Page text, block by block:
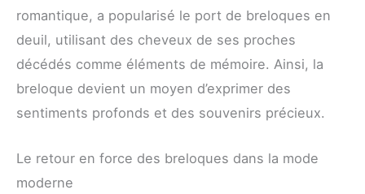
romantique, a popularisé le port de breloques en
deuil, utilisant des cheveux de ses proches
décédés comme éléments de mémoire. Ainsi, la
breloque devient un moyen d’exprimer des
sentiments profonds et des souvenirs précieux.
Le retour en force des breloques dans la mode
moderne